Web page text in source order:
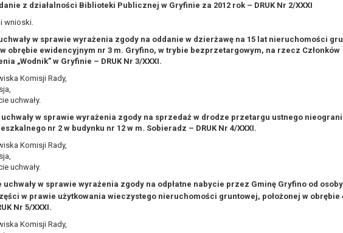
z działalności Biblioteki Publicznej w Gryfinie za 2012 rok – DRUK Nr 2/XXXI
wnioski.
w sprawie wyrażenia zgody na oddanie w dzierżawę na 15 lat nieruchomości
w obrębie ewidencyjnym nr 3 m. Gryfino, w trybie bezprzetargowym, na rzecz Członków
„Wodnik” w Gryfinie – DRUK Nr 3/XXXI.
Komisji Rady,
uchwały.
w sprawie wyrażenia zgody na sprzedaż w drodze przetargu ustnego
nr 2 w budynku nr 12 w m. Sobieradz – DRUK Nr 4/XXXI.
Komisji Rady,
uchwały.
uchwały w sprawie wyrażenia zgody na odpłatne nabycie przez Gminę Gryfino od
w prawie użytkowania wieczystego nieruchomości gruntowej, położonej w obrębie
Nr 5/XXXI.
Komisji Rady,
lub innej osoby fizycznej;
lub w ramach sprawowania władzy publicznej powierzonej administratorowi;
są wyłącznie na podstawie wcześniej udzielonej zgody w zakresie i celu
w pkt. 3, dane osobowe mogą być udostępniane innym upoważnionym odbiorcom lub
administratora na podstawie zawartej z nim umowy powierzenia przetwarzania
na podstawie odpowiednich przepisów prawa.
niezbędny do realizacji celu dla jakiego zostały zebrane oraz zgodnie z terminami
zgody osoby, której dane dotyczą przetwarzanie odbywa się do czasu
zawarcia i realizacji umowy przetwarzanie odbywa się przez okres niezbędny do
dla zabezpieczenia ewentualnych roszczeń, a w przypadku wyrażenia zgody na
od momentu pozyskania przechowywane są przez okres wynikający z umowy o
i konieczności zachowania dokumentacji projektu do celów kontrolnych.
osobowych przysługuje Pani/Panu:
ich kopii na podstawie art. 15 RODO;